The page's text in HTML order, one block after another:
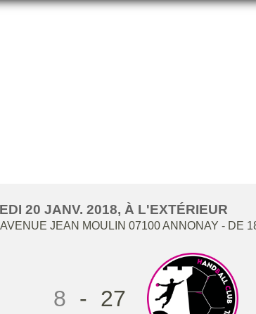
20 JANV. 2018, À L'EXTÉRIEUR
JEAN MOULIN 07100ANNONAY - DE
8 - 27